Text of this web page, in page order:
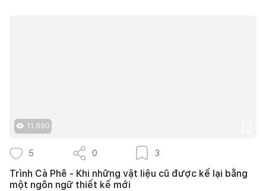
11.990
5 0 3
Trình Cà Phê - Khi những vật liệu cũ được kể lại bằng
một ngôn ngữ thiết kế mới